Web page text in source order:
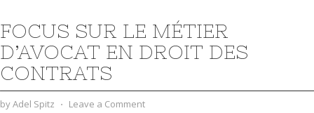
FOCUS SUR LE MÉTIER
D’AVOCAT EN DROIT DES
CONTRATS
byAdel Spitz ⋅ Leave a Comment